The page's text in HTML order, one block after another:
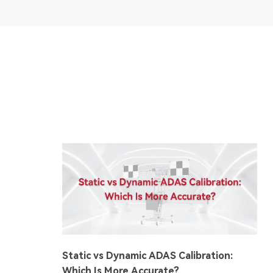
Static vs Dynamic ADAS Calibration: